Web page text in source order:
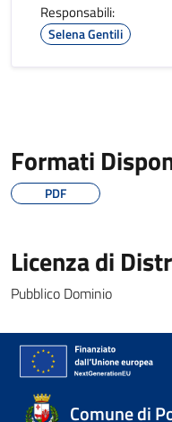
Responsabili:
Selena Gentili
Formati
PDF
Licenza di
Pubblico Dominio
Comune di